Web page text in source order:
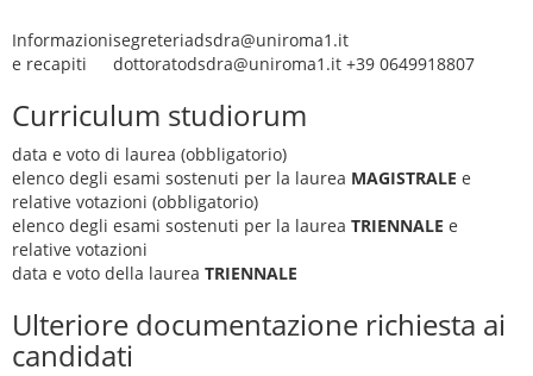
Informazioni
e recapiti
segreteriadsdra@uniroma1.it
dottoratodsdra@uniroma1.it +39 0649918807
Curriculum studiorum
data e voto di laurea (obbligatorio)
elenco degli esami sostenuti per la laurea MAGISTRALE e
relative votazioni (obbligatorio)
elenco degli esami sostenuti per la laurea TRIENNALE e
relative votazioni
data e voto della laurea TRIENNALE
Ulteriore documentazione richiesta ai
candidati